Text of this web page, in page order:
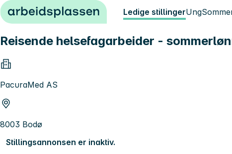
Hopp til innhold Ledige stillingerUng
Reisende helsefagarbeider -
PacuraMed AS
8003 Bodø
Stillingsannonsen er inaktiv.